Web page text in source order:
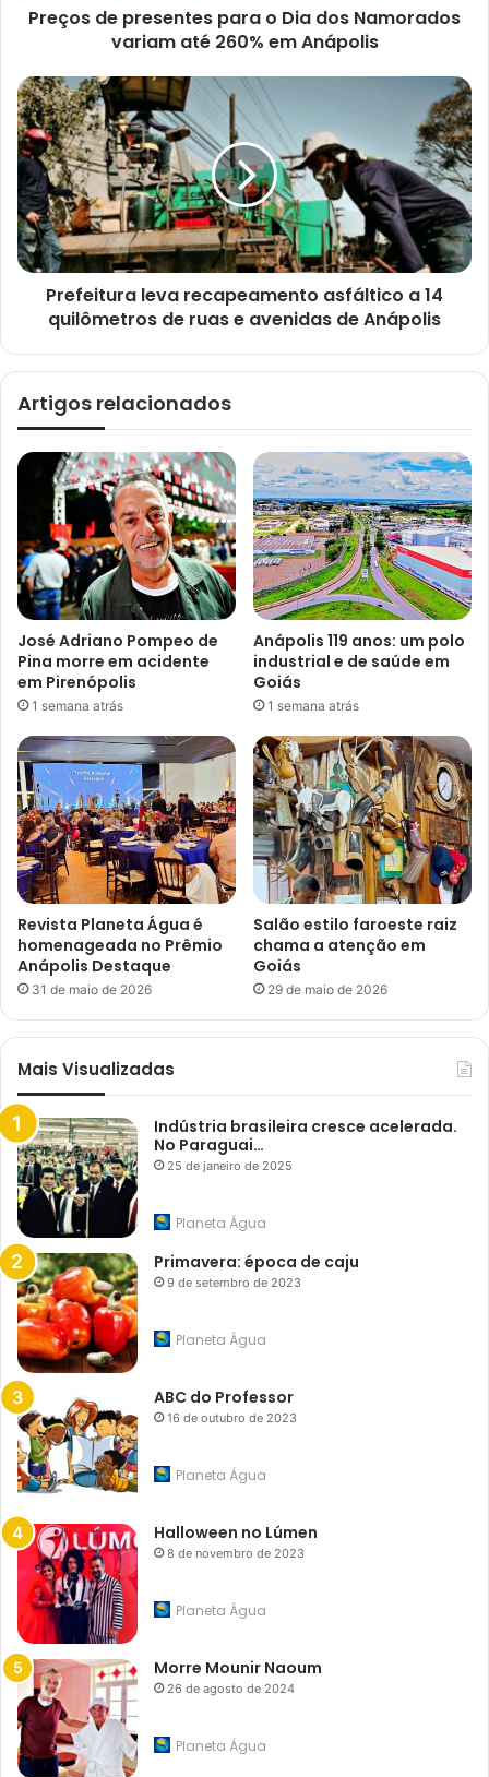
Preços de presentes para o Dia dos Namorados
variam até 260% em Anápolis
Prefeitura leva recapeamento asfáltico a 14
quilômetros de ruas e avenidas de Anápolis
Artigos relacionados
José Adriano Pompeo de
Pina morre em acidente
em Pirenópolis
1 semana atrás
Anápolis 119 anos: um polo
industrial e de saúde em
Goiás
1 semana atrás
Revista Planeta Água é
homenageada no Prêmio
Anápolis Destaque
31 de maio de 2026
Salão estilo faroeste raiz
chama a atenção em
Goiás
29 de maio de 2026
Mais Visualizadas
Indústria brasileira cresce acelerada.
No Paraguai…
25 de janeiro de 2025
Planeta Água
Primavera: época de caju
9 de setembro de 2023
Planeta Água
ABC do Professor
16 de outubro de 2023
Planeta Água
Halloween no Lúmen
8 de novembro de 2023
Planeta Água
Morre Mounir Naoum
26 de agosto de 2024
Planeta Água